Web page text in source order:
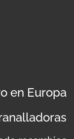
en Europa